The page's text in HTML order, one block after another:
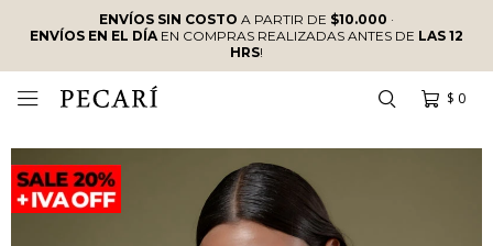
ENVÍOS SIN COSTO A PARTIR DE $10.000 ·
ENVÍOS EN EL DÍAEN COMPRAS REALIZADAS ANTES DE LAS 12
HRS!
$ 0
